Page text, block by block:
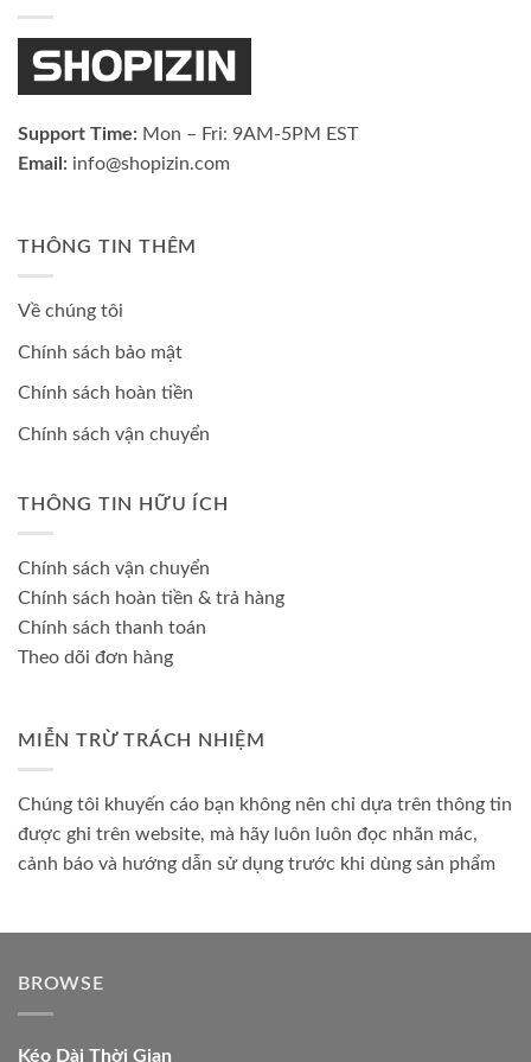
Support Time: Mon – Fri: 9AM-5PM EST
Email: info@shopizin.com
THÔNG TIN THÊM
Về chúng tôi
Chính sách bảo mật
Chính sách hoàn tiền
Chính sách vận chuyển
THÔNG TIN HỮU ÍCH
Chính sách vận chuyển
Chính sách hoàn tiền & trả hàng
Chính sách thanh toán
Theo dõi đơn hàng
MIỄN TRỪ TRÁCH NHIỆM
Chúng tôi khuyến cáo bạn không nên chỉ dựa trên thông tin
được ghi trên website, mà hãy luôn luôn đọc nhãn mác,
cảnh báo và hướng dẫn sử dụng trước khi dùng sản phẩm
BROWSE
Kéo Dài Thời Gian